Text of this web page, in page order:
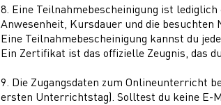
8. Eine Teilnahmebescheinigung ist
Anwesenheit, Kursdauer und die
Eine Teilnahmebescheinigung kannst du
Ein Zertifikat ist das offizielle Zeugnis, das
9. Die Zugangsdaten zum Onlineunterricht
ersten Unterrichtstag). Solltest du keine E-